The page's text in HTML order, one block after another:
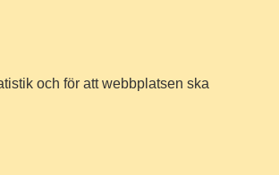
och för att webbplatsen ska